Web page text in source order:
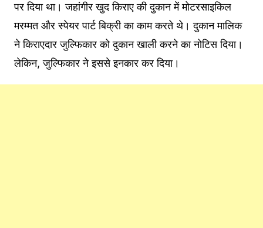
पर दिया था। जहांगीर खुद किराए की दुकान में मोटरसाइकिल
मरम्मत और स्पेयर पार्ट बिक्री का काम करते थे। दुकान मालिक
ने किराएदार जुल्फिकार को दुकान खाली करने का नोटिस दिया।
लेकिन, जुल्फिकार ने इससे इनकार कर दिया।